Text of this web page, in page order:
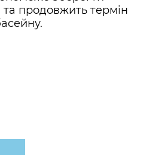
та продовжить термін